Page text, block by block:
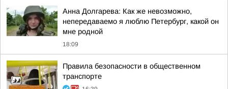
Анна Долгарева: Как же невозможно,
непередаваемо я люблю Петербург, какой он
мне родной
18:09
Правила безопасности в общественном
транспорте